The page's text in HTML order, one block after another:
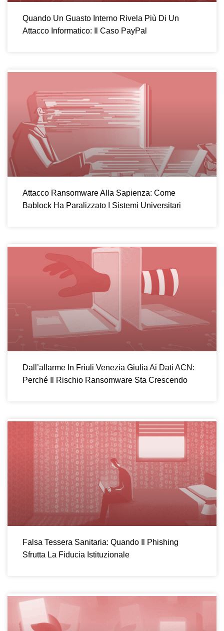
Quando Un Guasto Interno Rivela Più Di Un
Attacco Informatico: Il Caso PayPal
Attacco Ransomware Alla Sapienza: Come
Bablock Ha Paralizzato I Sistemi Universitari
Dall’allarme In Friuli Venezia Giulia Ai Dati ACN:
Perché Il Rischio Ransomware Sta Crescendo
Falsa Tessera Sanitaria: Quando Il Phishing
Sfrutta La Fiducia Istituzionale